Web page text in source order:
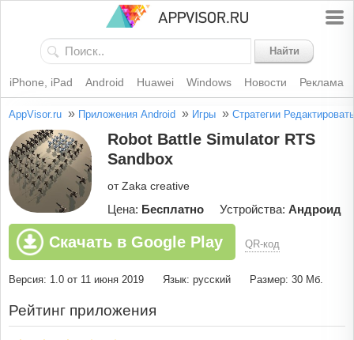
Найти
iPhone, iPad Android Huawei Windows Новости Реклама
AppVisor.ru » Приложения Android » Игры » Стратегии Редактировать
Robot Battle Simulator RTS
Sandbox
от Zaka creative
Цена: Бесплатно Устройства: Андроид
Скачать в Google Play QR-код
Версия: 1.0 от 11 июня 2019 Язык: русский Размер: 30 Мб.
Рейтинг приложения